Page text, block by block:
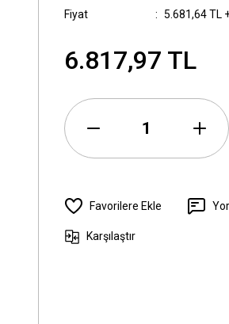
Fiyat
5.681,64 TL
6.817,97 TL
Karşılaştır